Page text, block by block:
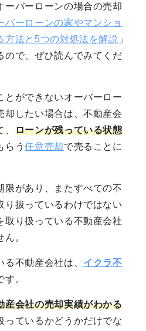
ーバーローンの場合の売却
バーローンの家やマンショ
方法と5つの対処法を解説 」
ので、ぜひ読んでみてくだ
とができないオーバーロー
却したい場合は、不動産会
ローンが残っている状態
らう任意売却で売ることに
限があり、またすべての不
り扱っているわけではない
取り扱っている不動産会社
。
不動産会社は、 イクラ不
。
産会社の売却実績がわかる
っているかどうかだけでな